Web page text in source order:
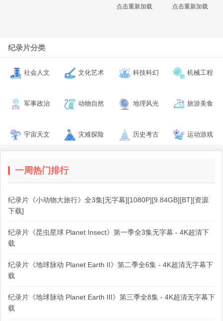
点击重新加载 点击重新加载
纪录片分类
社会人文 文化艺术 科技科幻 机械工程
军事政治 动物自然 地理风光 旅游美食
宇宙天文 灾难探险 历史考古 运动游戏
一周热门排行
纪录片《小动物大旅行》全3集[无字幕][1080P][9.84GB][BT][资源
下载]
纪录片《昆虫星球 Planet Insect》第一季全3集无字幕 - 4K超清下
载
纪录片《地球脉动 Planet Earth II》第二季全6集 - 4K超清无字幕下
载
纪录片《地球脉动 Planet Earth III》第三季全8集 - 4K超清无字幕下
载